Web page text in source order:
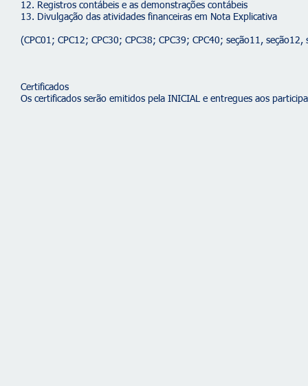
12. Registros contábeis e as demonstrações contábeis
13. Divulgação das atividades financeiras em Nota Explicativa
(CPC01; CPC12; CPC30; CPC38; CPC39; CPC40; seção11,
Certificados
Os certificados serão emitidos pela INICIAL e entregues aos